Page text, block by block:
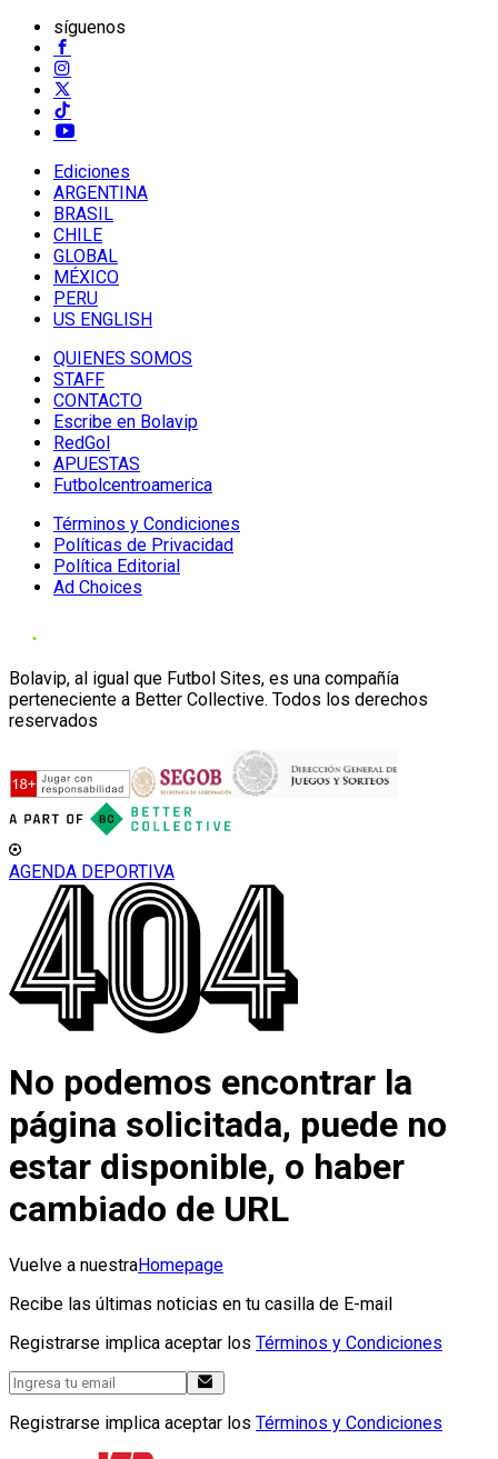
síguenos
Ediciones
ARGENTINA
BRASIL
CHILE
GLOBAL
MÉXICO
PERU
US ENGLISH
QUIENES SOMOS
STAFF
CONTACTO
Escribe en Bolavip
RedGol
APUESTAS
Futbolcentroamerica
Términos y Condiciones
Políticas de Privacidad
Política Editorial
Ad Choices
Bolavip, al igual que Futbol Sites, es una compañía
perteneciente a Better Collective. Todos los derechos
reservados
AGENDA DEPORTIVA
No podemos encontrar la
página solicitada, puede no
estar disponible, o haber
cambiado de URL
Vuelve a nuestraHomepage
Recibe las últimas noticias en tu casilla de E-mail
Registrarse implica aceptar los Términos y Condiciones
Registrarse implica aceptar los Términos y Condiciones